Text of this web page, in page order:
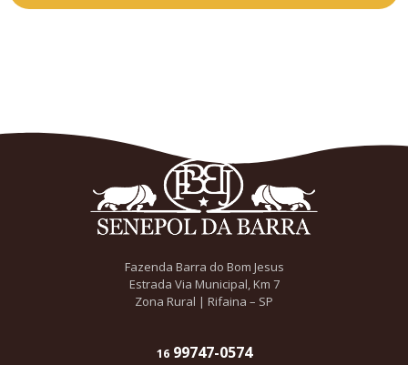
Fazenda Barra do Bom Jesus
Estrada Via Municipal, Km 7
Zona Rural | Rifaina – SP
1699747-0574